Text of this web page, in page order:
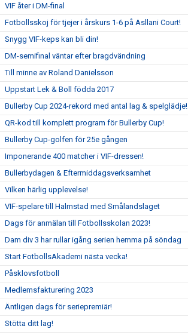
VIF åter i DM-final
Fotbollsskoj för tjejer i årskurs 1-6 på Asllani Court!
Snygg VIF-keps kan bli din!
DM-semifinal väntar efter bragdvändning
Till minne av Roland Danielsson
Uppstart Lek & Boll födda 2017
Bullerby Cup 2024-rekord med antal lag & spelglädje!
QR-kod till komplett program för Bullerby Cup!
Bullerby Cup-golfen för 25e gången
Imponerande 400 matcher i VIF-dressen!
Bullerbydagen & Eftermiddagsverksamhet
Vilken härlig upplevelse!
VIF-spelare till Halmstad med Smålandslaget
Dags för anmälan till Fotbollsskolan 2023!
Dam div 3 har rullar igång serien hemma på söndag
Start FotbollsAkademi nästa vecka!
Påsklovsfotboll
Medlemsfakturering 2023
Äntligen dags för seriepremiär!
Stötta ditt lag!